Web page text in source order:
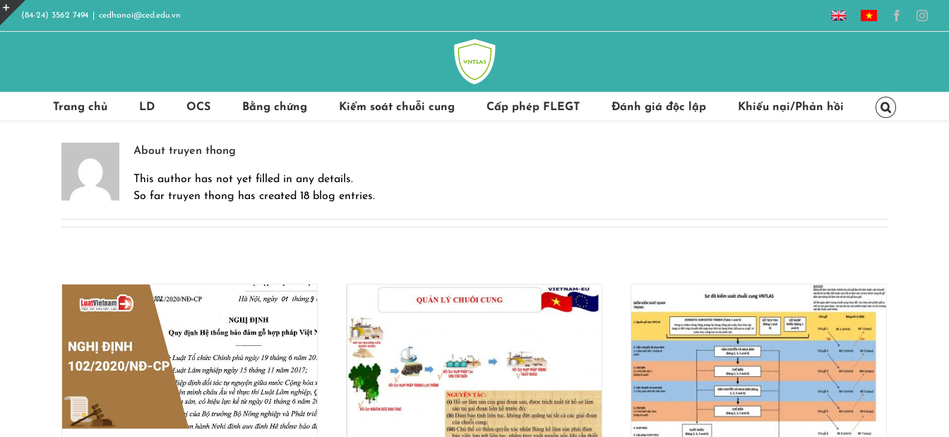
Skip
to
(84-24) 3562 7494 cedhanoi@ced.edu.vn
VietnamHệ
Việt
Nam
Facebook
Trang chủ LD OCS Bằng chứng Kiểm soát chuỗi cung Cấp phép FLEGT Đánh giá độc lập Khiếu nại/Phản hồi
About truyen thong
This author has not yet filled in any details.
So far truyen thong has created 18 blog entries.
Tổng quan về kiểm soát chuỗi cung
Kiểm soát chuỗi cung
Các điểm kiểm soát quan trọng trong chuỗi
cung ứng của VNTLAS
Kiểm soát chuỗi cung
Toggle